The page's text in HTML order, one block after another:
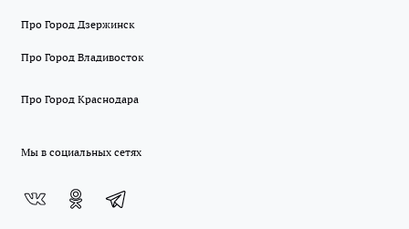
Про Город Дзержинск
Про Город Владивосток
Про Город Краснодара
Мы в социальных сетях